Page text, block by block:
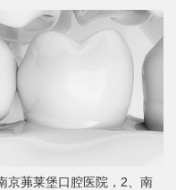
京茀莱堡口腔医院，2、南